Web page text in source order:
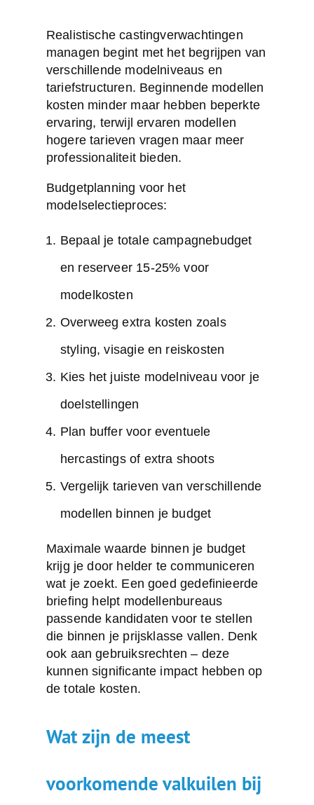
Realistische castingverwachtingen
managen begint met het begrijpen van
verschillende modelniveaus en
tariefstructuren. Beginnende modellen
kosten minder maar hebben beperkte
ervaring, terwijl ervaren modellen
hogere tarieven vragen maar meer
professionaliteit bieden.
Budgetplanning voor het
modelselectieproces:
Bepaal je totale campagnebudget
en reserveer 15-25% voor
modelkosten
Overweeg extra kosten zoals
styling, visagie en reiskosten
Kies het juiste modelniveau voor je
doelstellingen
Plan buffer voor eventuele
hercastings of extra shoots
Vergelijk tarieven van verschillende
modellen binnen je budget
Maximale waarde binnen je budget
krijg je door helder te communiceren
wat je zoekt. Een goed gedefinieerde
briefing helpt modellenbureaus
passende kandidaten voor te stellen
die binnen je prijsklasse vallen. Denk
ook aan gebruiksrechten – deze
kunnen significante impact hebben op
de totale kosten.
Wat zijn de meest
voorkomende valkuilen bij